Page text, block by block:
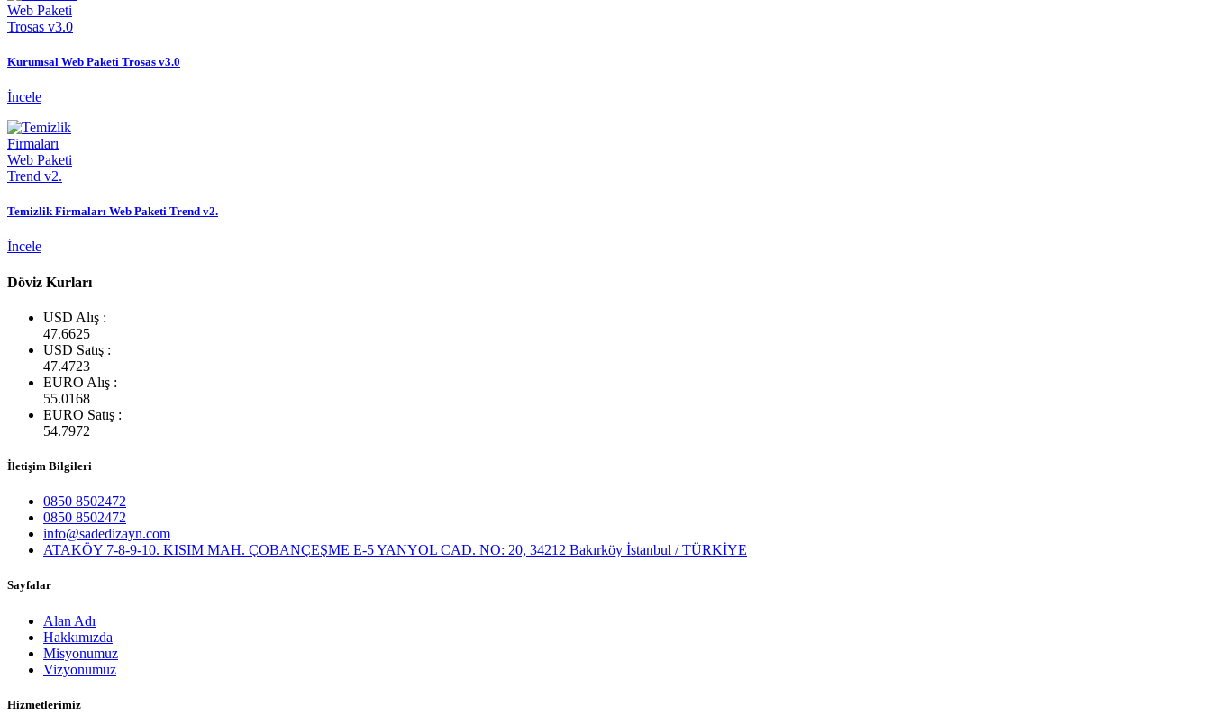
Kurumsal Web Paketi Trosas v3.0
İncele
Temizlik Firmaları Web Paketi Trend v2.
İncele
Döviz Kurları
USD Alış :
47.6625
USD Satış :
47.4723
EURO Alış :
55.0168
EURO Satış :
54.7972
İletişim Bilgileri
0850 8502472
0850 8502472
info@sadedizayn.com
ATAKÖY 7-8-9-10. KISIM MAH. ÇOBANÇEŞME E-5 YANYOL CAD. NO: 20, 34212 Bakırköy İstanbul / TÜRKİYE
Sayfalar
Alan Adı
Hakkımızda
Misyonumuz
Vizyonumuz
Hizmetlerimiz